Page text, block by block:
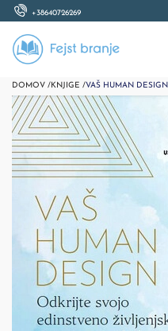
+38640726269
DOMOV /KNJIGE /VAŠ HUMAN DESIGN